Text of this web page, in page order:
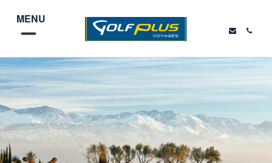
MENU